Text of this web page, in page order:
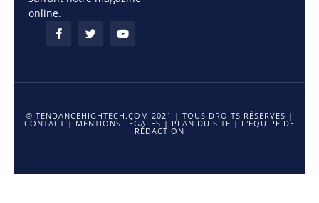
online.
© TENDANCEHIGHTECH.COM 2021 | TOUS DROITS RÉSERVÉS |
CONTACT | MENTIONS LÉGALES | PLAN DU SITE | L'ÉQUIPE DE
RÉDACTION